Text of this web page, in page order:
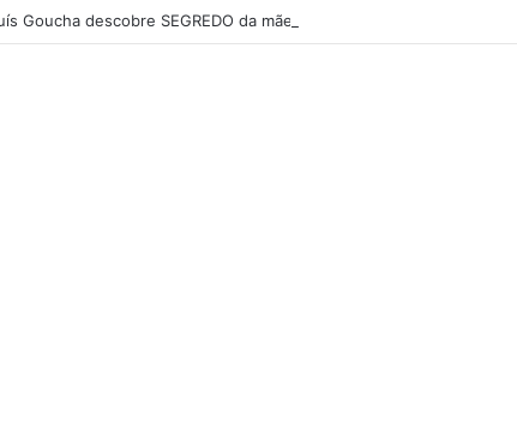
Goucha descobre SEGREDO da mãe: “Ela não era nada dessas